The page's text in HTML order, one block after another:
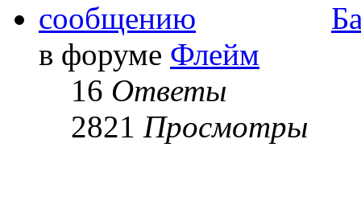
в форуме Флейм
16 Ответы
2821 Просмотры